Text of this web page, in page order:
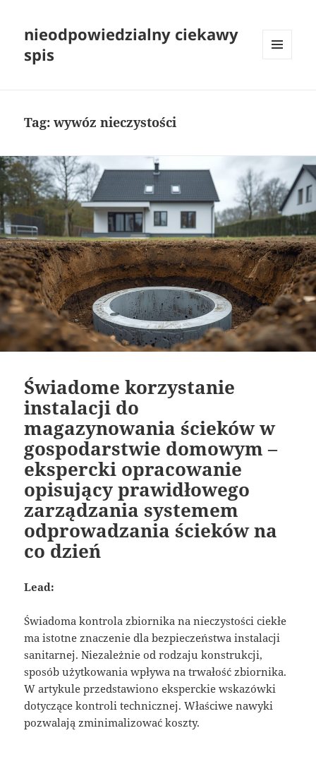
nieodpowiedzialny ciekawy
spis
Tag:wywóz nieczystości
Świadome korzystanie
instalacji do
magazynowania ścieków w
gospodarstwie domowym –
ekspercki opracowanie
opisujący prawidłowego
zarządzania systemem
odprowadzania ścieków na
co dzień
Lead:
Świadoma kontrola zbiornika na nieczystości ciekłe
ma istotne znaczenie dla bezpieczeństwa instalacji
sanitarnej. Niezależnie od rodzaju konstrukcji,
sposób użytkowania wpływa na trwałość zbiornika.
W artykule przedstawiono eksperckie wskazówki
dotyczące kontroli technicznej. Właściwe nawyki
pozwalają zminimalizować koszty.